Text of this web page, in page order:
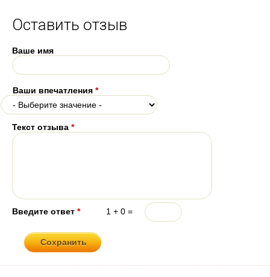
Оставить отзыв
Ваше имя
Ваши впечатления *
Текст отзыва *
Введите ответ * 1 + 0 =